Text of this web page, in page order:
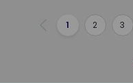
Précédent
1 2 3